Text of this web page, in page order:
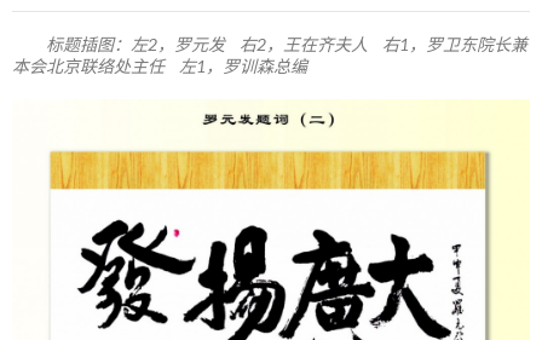
标题插图：左2，罗元发 右2，王在齐夫人 右1，罗卫东院长兼
本会北京联络处主任 左1，罗训森总编